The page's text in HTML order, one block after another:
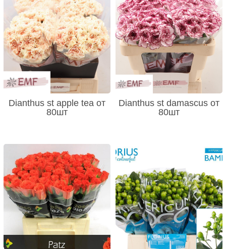
Dianthus st apple tea от
80шт
Dianthus st damascus от
80шт